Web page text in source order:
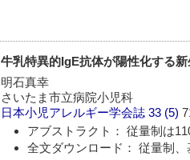
牛乳特異的IgE抗体が陽性化する
明石真幸
さいたま市立病院小児科
日本小児アレルギー学会誌 33 (5)
アブストラクト： 従量制は
全文ダウンロード： 従量制、